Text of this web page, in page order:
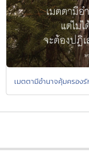
เมตตามีอำนาจคุ้มครองรั